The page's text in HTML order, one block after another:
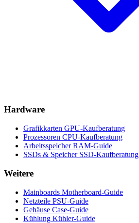
Hardware
Grafikkarten GPU-Kaufberatung
Prozessoren CPU-Kaufberatung
ArbeitsspeicherRAM-Guide
SSDs & Speicher SSD-Kaufberatung
Weitere
Mainboards Motherboard-Guide
Netzteile PSU-Guide
Gehäuse Case-Guide
Kühlung Kühler-Guide